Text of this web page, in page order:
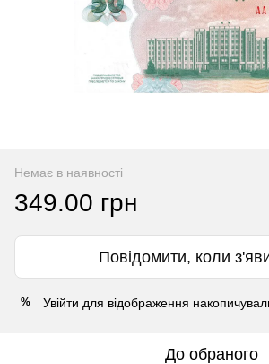
Немає в наявності
349.00 грн
Повідомити, коли
% Увійти для відображення
До обраного